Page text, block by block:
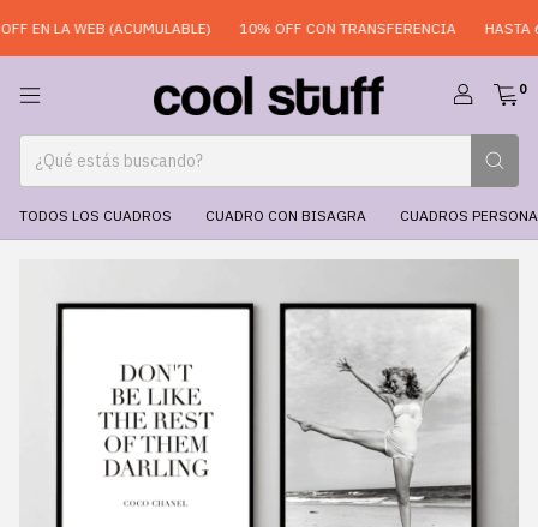
EN LA WEB (ACUMULABLE) 10% OFF CON TRANSFERENCIA HASTA 6
0
TODOS LOS CUADROS CUADRO CON BISAGRA CUADROS